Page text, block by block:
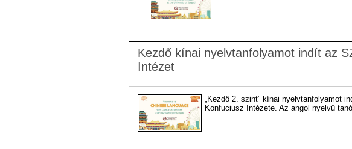
Kezdő kínai nyelvtanfolyamot indít az
Intézet
„Kezdő 2. szint” kínai nyelvtanfolyamot
Konfuciusz Intézete. Az angol nyelvű